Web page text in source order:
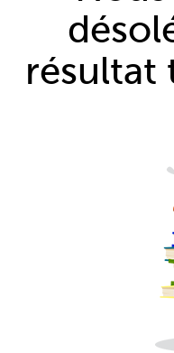
résultat